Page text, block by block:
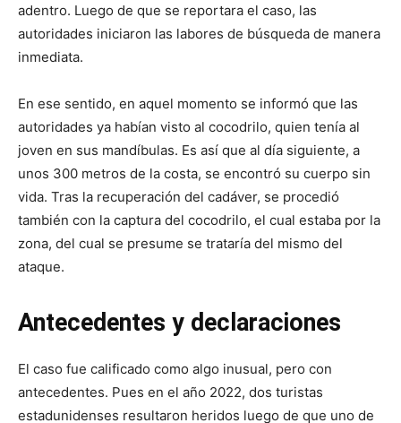
adentro. Luego de que se reportara el caso, las
autoridades iniciaron las labores de búsqueda de manera
inmediata.
En ese sentido, en aquel momento se informó que las
autoridades ya habían visto al cocodrilo, quien tenía al
joven en sus mandíbulas. Es así que al día siguiente, a
unos 300 metros de la costa, se encontró su cuerpo sin
vida. Tras la recuperación del cadáver, se procedió
también con la captura del cocodrilo, el cual estaba por la
zona, del cual se presume se trataría del mismo del
ataque.
Antecedentes y declaraciones
El caso fue calificado como algo inusual, pero con
antecedentes. Pues en el año 2022, dos turistas
estadunidenses resultaron heridos luego de que uno de